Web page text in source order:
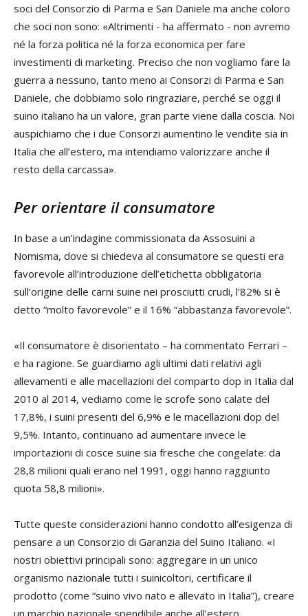
soci del Consorzio di Parma e San Daniele ma anche coloro
che soci non sono: «Altrimenti - ha affermato - non avremo
né la forza politica né la forza economica per fare
investimenti di marketing. Preciso che non vogliamo fare la
guerra a nessuno, tanto meno ai Consorzi di Parma e San
Daniele, che dobbiamo solo ringraziare, perché se oggi il
suino italiano ha un valore, gran parte viene dalla coscia. Noi
auspichiamo che i due Consorzi aumentino le vendite sia in
Italia che all’estero, ma intendiamo valorizzare anche il
resto della carcassa».
Per orientare il consumatore
In base a un’indagine commissionata da Assosuini a
Nomisma, dove si chiedeva al consumatore se questi era
favorevole all’introduzione dell’etichetta obbligatoria
sull’origine delle carni suine nei prosciutti crudi, l’82% si è
detto “molto favorevole” e il 16% “abbastanza favorevole”.
«Il consumatore è disorientato – ha commentato Ferrari –
e ha ragione. Se guardiamo agli ultimi dati relativi agli
allevamenti e alle macellazioni del comparto dop in Italia dal
2010 al 2014, vediamo come le scrofe sono calate del
17,8%, i suini presenti del 6,9% e le macellazioni dop del
9,5%. Intanto, continuano ad aumentare invece le
importazioni di cosce suine sia fresche che congelate: da
28,8 milioni quali erano nel 1991, oggi hanno raggiunto
quota 58,8 milioni».
Tutte queste considerazioni hanno condotto all’esigenza di
pensare a un Consorzio di Garanzia del Suino Italiano. «I
nostri obiettivi principali sono: aggregare in un unico
organismo nazionale tutti i suinicoltori, certificare il
prodotto (come “suino vivo nato e allevato in Italia”), creare
un marchio nazionale spendibile anche all’estero,